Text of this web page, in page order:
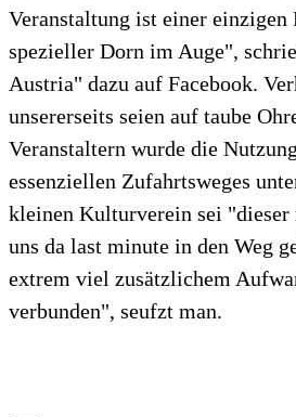
Veranstaltung ist einer einzigen
spezieller Dorn im Auge",
Austria" dazu auf Facebook.
unsererseits seien auf taube
Veranstaltern wurde die
essenziellen Zufahrtsweges
kleinen Kulturverein sei "dieser
uns da last minute in den Weg
extrem viel zusätzlichem
verbunden", seufzt man.